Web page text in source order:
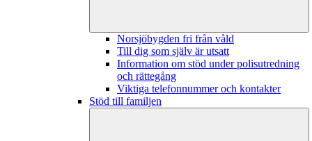
Norsjöbygden fri från våld
Till dig som själv är utsatt
Information om stöd under polisutredning
och rättegång
Viktiga telefonnummer och kontakter
Stöd till familjen